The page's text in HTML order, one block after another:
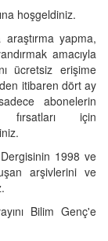
hoşgeldiniz.
yapma,
amacıyla
ücretsiz erişime
itibaren dört ay
abonelerin
için
1998 ve
arşivlerini ve
Bilim Genç'e